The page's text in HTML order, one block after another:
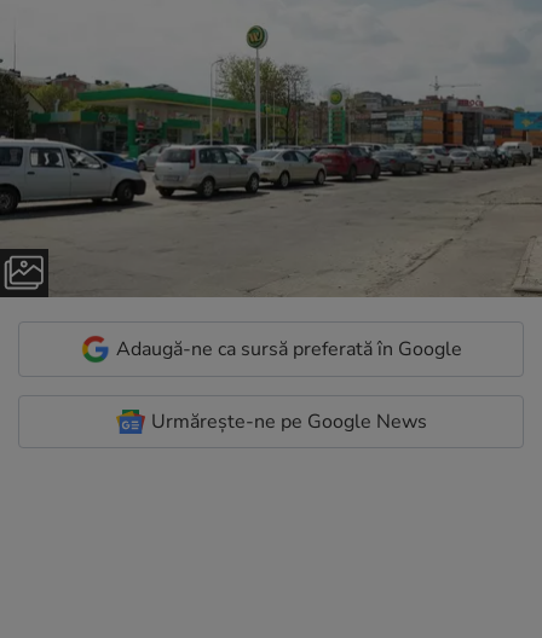
Adaugă-ne ca sursă preferată în Google
Urmărește-ne pe Google News